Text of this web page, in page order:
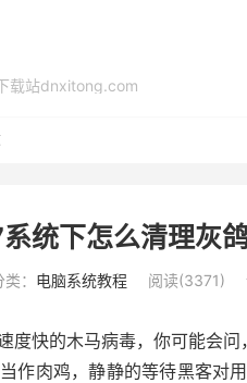
载站dnxitong.com
统下怎么清理灰
类： 电脑系统教程 阅读(3371)
度快的木马病毒，你可能会
作肉鸡，静静的等待黑客对